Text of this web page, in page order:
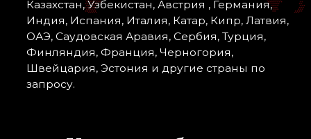
Мы создаем надежные автотранспортные
решения для бизнеса и людей, с фокусом
на индивидуальность к каждому клиенту.
Наша задача — соответствовать ожиданиям
клиентов, предлагая индивидуальный
подход и непревзойденный уровень
сервиса